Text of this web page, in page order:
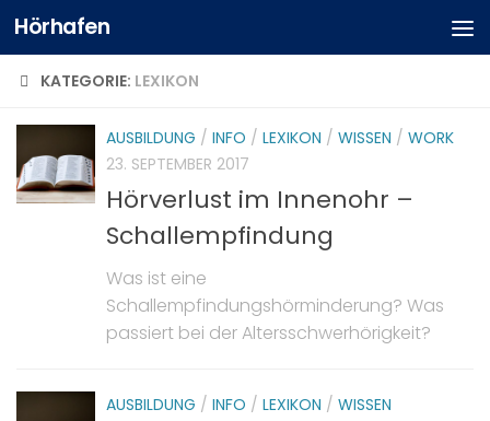
Hörhafen
KATEGORIE: LEXIKON
AUSBILDUNG / INFO / LEXIKON / WISSEN / WORK
23. SEPTEMBER 2017
Hörverlust im Innenohr –
Schallempfindung
Was ist eine
Schallempfindungshörminderung? Was
passiert bei der Altersschwerhörigkeit?
AUSBILDUNG / INFO / LEXIKON / WISSEN